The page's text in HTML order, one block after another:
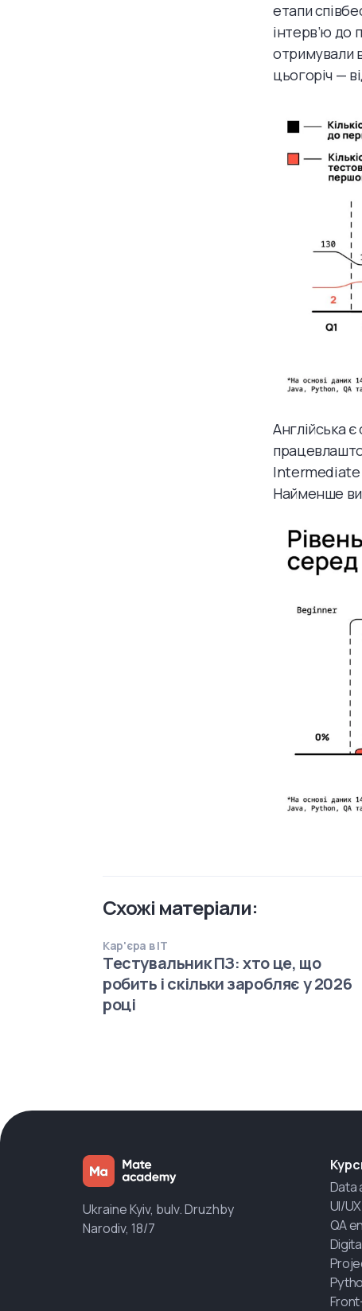
етапи
інтерв’ю до
отримували
цьогоріч —
Англійська
Intermediate
Найменше
Схожі матеріали:
Кар'єра в IT
Тестувальник ПЗ: хто це, що
робить і скільки заробляє у 2026
році
Ukraine Kyiv, bulv. Druzhby
Narodiv, 18/7
Data
UI/
QA